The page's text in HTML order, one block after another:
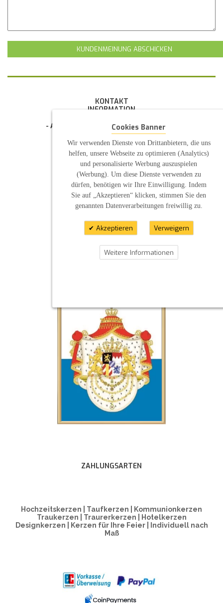
KUNDENMEINUNG ABSCHICKEN
KONTAKT
INFORMATION
- Allgemeine Geschäftsbedingung (AGB)
- Widerrufsbelehrung
- Datenschutzerklärung
- Impressum
- Pflegehinweise
E-Mail: infos@sp-kerzen.de
ZAHLUNGSARTEN
Hochzeitskerzen | Taufkerzen | Kommunionkerzen
Traukerzen | Traurerkerzen | Hotelkerzen
Designkerzen | Kerzen für Ihre Feier | Individuell nach
Maß
Cookies Banner
Wir verwenden Dienste von Drittanbietern, die uns
helfen, unsere Webseite zu optimieren (Analytics)
und personalisierte Werbung auszuspielen
(Werbung). Um diese Dienste verwenden zu
dürfen, benötigen wir Ihre Einwilligung. Indem
Sie auf „Akzeptieren“ klicken, stimmen Sie den
genannten Datenverarbeitungen freiwillig zu.
Akzeptieren Verweigern
Weitere Informationen